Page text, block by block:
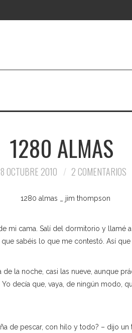
1280 ALMAS
OCTUBRE 2010 2 COMENTARIOS
mi cama. Salí del dormitorio y llamé
sabéis lo que me contestó. Así que
la noche, casi las nueve, aunque
decía que, vaya, de ningún modo,
de pescar, con hilo y todo? – dijo un